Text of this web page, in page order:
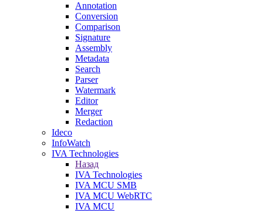
Annotation
Conversion
Comparison
Signature
Assembly
Metadata
Search
Parser
Watermark
Editor
Merger
Redaction
Ideco
InfoWatch
IVA Technologies
Назад
IVA Technologies
IVA MCU SMB
IVA MCU WebRTC
IVA MCU